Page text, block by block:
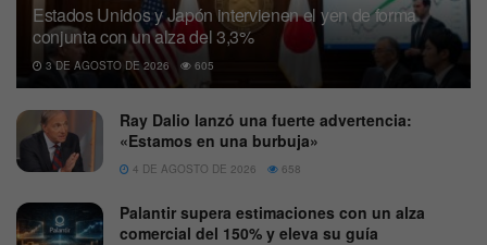
Estados Unidos y Japón intervienen el yen de forma
conjunta con un alza del 3,3%
3 DE AGOSTO DE 2026 605
Ray Dalio lanzó una fuerte advertencia:
«Estamos en una burbuja»
4 DE AGOSTO DE 2026 658
Palantir supera estimaciones con un alza
comercial del 150% y eleva su guía